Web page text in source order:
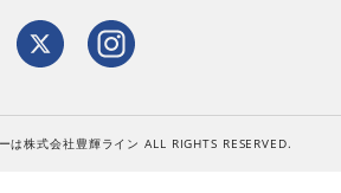
株式会社豊輝ライン ALL RIGHTS RESERVED.